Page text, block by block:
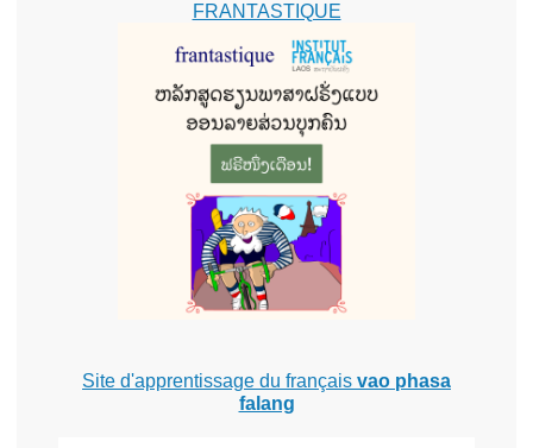
FRANTASTIQUE
Site d'apprentissage du français vao phasa
falang